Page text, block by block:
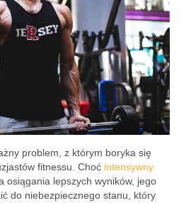
problem, z którym boryka się
fitnessu. Choć intensywny
osiągania lepszych wyników, jego
do niebezpiecznego stanu, który